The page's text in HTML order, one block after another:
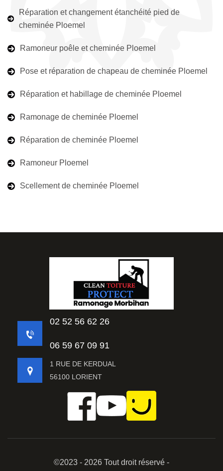
Réparation et changement étanchéité pied de
cheminée Ploemel
Ramoneur poêle et cheminée Ploemel
Pose et réparation de chapeau de cheminée Ploemel
Réparation et habillage de cheminée Ploemel
Ramonage de cheminée Ploemel
Réparation de cheminée Ploemel
Ramoneur Ploemel
Scellement de cheminée Ploemel
02 52 56 62 26
06 59 67 09 91
1 RUE DE KERDUAL
56100 LORIENT
©2023 - 2026 Tout droit réservé -